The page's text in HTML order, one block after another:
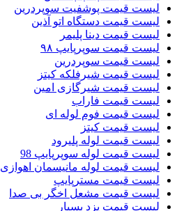
لیست قیمت پوشفیت سوپردرین
لیست قیمت دستگاه اتو آذین
لیست قیمت دینا پلیمر
لیست قیمت سوپرپایپ ۹۸
لیست قیمت سوپردرین
لیست قیمت شیرفلکه کیتز
لیست قیمت شیرگازی امین
لیست قیمت فاراب
لیست قیمت فوم لوله ای
لیست قیمت کیتز
لیست قیمت لوله پلیرود
لیست قیمت لوله سوپرپایپ 98
لیست قیمت لوله مانیسمان اهوازی
لیست قیمت مسترپایپ
لیست قیمت مشعل اخگر بی صدا
لیست قیمت یزد بسپار